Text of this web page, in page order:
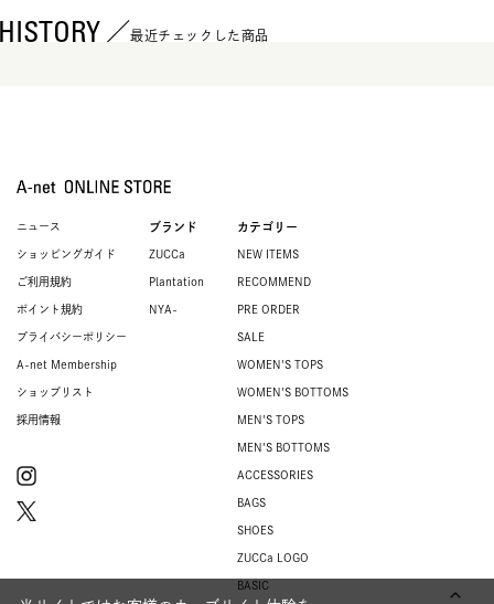
最近チェックした商品
ニュース
ショッピングガイド
ご利用規約
ポイント規約
プライバシーポリシー
A-net Membership
ショップリスト
採用情報
ブランド
ZUCCa
Plantation
NYA-
カテゴリー
NEW ITEMS
RECOMMEND
PRE ORDER
SALE
WOMEN'S TOPS
WOMEN'S BOTTOMS
MEN'S TOPS
MEN'S BOTTOMS
ACCESSORIES
BAGS
SHOES
ZUCCa LOGO
BASIC